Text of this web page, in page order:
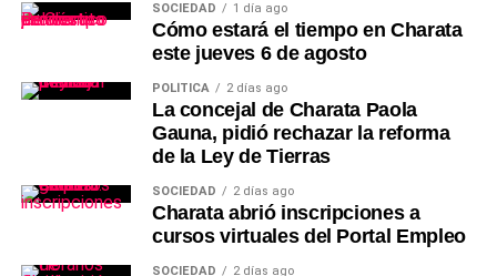
SOCIEDAD 1 día ago
Cómo estará el tiempo en Charata
este jueves 6 de agosto
POLÍTICA 2 días ago
La concejal de Charata Paola
Gauna, pidió rechazar la reforma
de la Ley de Tierras
SOCIEDAD 2 días ago
Charata abrió inscripciones a
cursos virtuales del Portal Empleo
SOCIEDAD 2 días ago